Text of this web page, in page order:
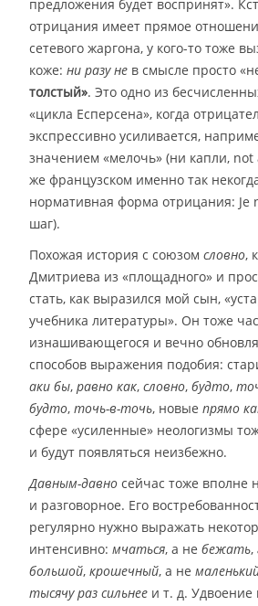
предложения будет воспринят».
отрицания имеет прямое
сетевого жаргона, у кого-то тоже
коже: ни разу не в смысле просто
толстый». Это одно из
«цикла Есперсена», когда
экспрессивно усиливается,
значением «мелочь» (ни капли, not
же французском именно так
нормативная форма отрицания: Je
шаг).
Похожая история с союзом словно,
Дмитриева из «площадного» и
стать, как выразился мой сын,
учебника литературы». Он тоже
изнашивающегося и вечно
способов выражения подобия:
аки бы, равно как, словно, будто,
будто, точь-в-точь, новые прямо
сфере «усиленные» неологизмы
и будут появляться неизбежно.
Давным-давно сейчас тоже вполне
и разговорное. Его
регулярно нужно выражать
интенсивно: мчаться, а не бежать,
большой, крошечный, а не
тысячу раз сильнее и т. д. Удвоение